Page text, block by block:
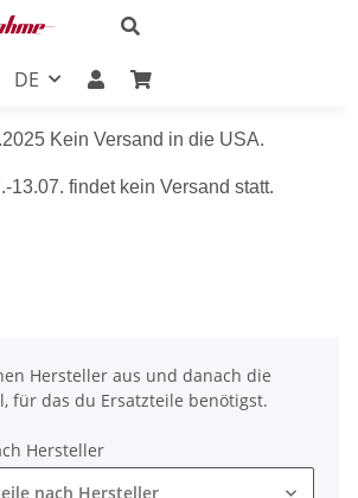
DE
Kein Versand in die USA.
13.07. findet kein Versand statt.
Hersteller aus und danach die
für das du Ersatzteile benötigst.
Hersteller
nach Hersteller